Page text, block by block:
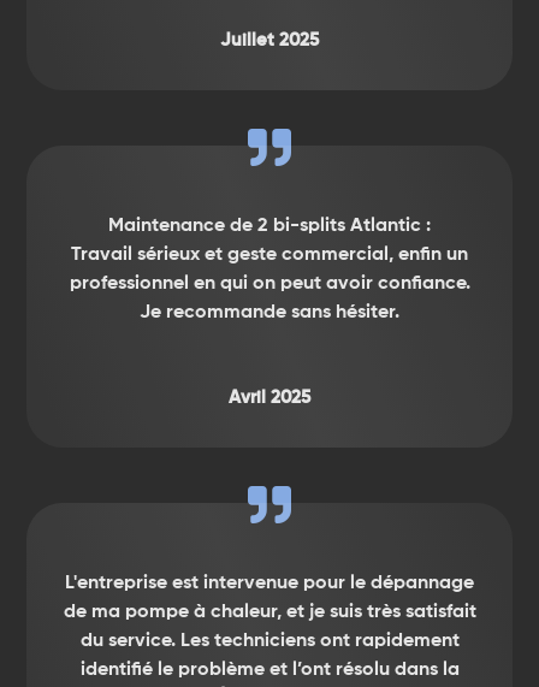
Juillet 2025

Maintenance de 2 bi-splits Atlantic :
Travail sérieux et geste commercial, enfin un
professionnel en qui on peut avoir confiance.
Je recommande sans hésiter.
Avril 2025

L'entreprise est intervenue pour le dépannage
de ma pompe à chaleur, et je suis très satisfait
du service. Les techniciens ont rapidement
identifié le problème et l’ont résolu dans la